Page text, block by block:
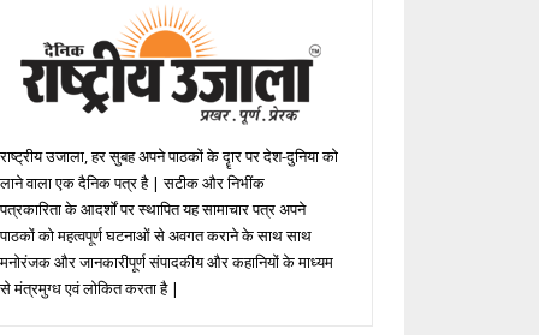
राष्ट्रीय उजाला, हर सुबह अपने पाठकों के दॄार पर देश-दुनिया को
लाने वाला एक दैनिक पत्र है | सटीक और निभींक
पत्रकारिता के आदर्शों पर स्थापित यह सामाचार पत्र अपने
पाठकों को महत्वपूर्ण घटनाओं से अवगत कराने के साथ साथ
मनोरंजक और जानकारीपूर्ण संपादकीय और कहानियों के माध्यम
से मंत्रमुग्ध एवं लोकित करता है |